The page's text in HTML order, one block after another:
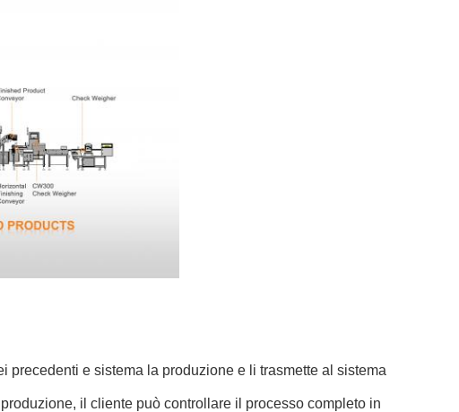
precedenti e sistema la produzione e li trasmette al sistema
il cliente può controllare il processo completo in